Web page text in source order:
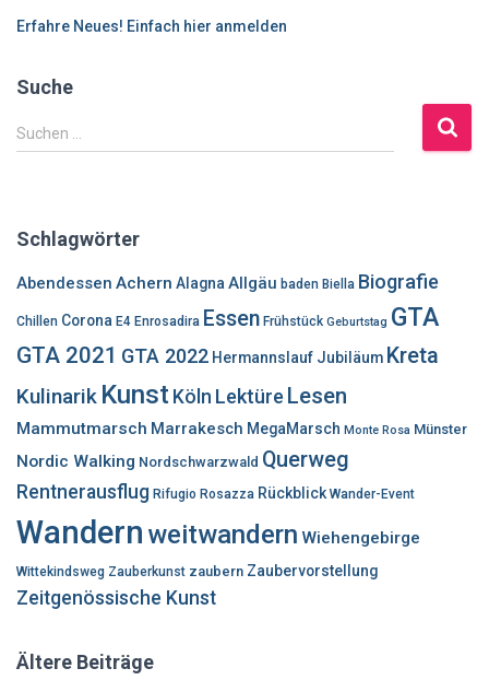
Erfahre Neues! Einfach hier anmelden
Suche
S
u
n
a
c
:
Suchen …
Schlagwörter
Abendessen Achern Alagna Allgäu baden Biella Biografie
Chillen Corona E4 Enrosadira Essen Frühstück Geburtstag GTA
GTA 2021 GTA 2022 Hermannslauf Jubiläum Kreta
Kulinarik Kunst Köln LektüreLesen
Mammutmarsch Marrakesch MegaMarsch Monte Rosa Münster
Nordic Walking Nordschwarzwald Querweg
Rentnerausflug Rifugio Rosazza Rückblick Wander-Event
Wandern weitwandern Wiehengebirge
Wittekindsweg Zauberkunst zaubern Zaubervorstellung
Zeitgenössische Kunst
Ältere Beiträge